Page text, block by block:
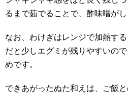
るまで茹でることで、酢味噌がし
なお、わけぎはレンジで加熱す
だと少しエグミが残りやすいの
めです。
できあがったぬた和えは、ご飯